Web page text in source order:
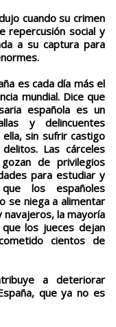
cuando su crimen
repercusión social y
a su captura para
es cada día más el
mundial. Dice que
española es un
y delincuentes
sin sufrir castigo
Las cárceles
de privilegios
para estudiar y
los españoles
se niega a alimentar
la mayoría
los jueces dejan
cientos de
a deteriorar
que ya no es